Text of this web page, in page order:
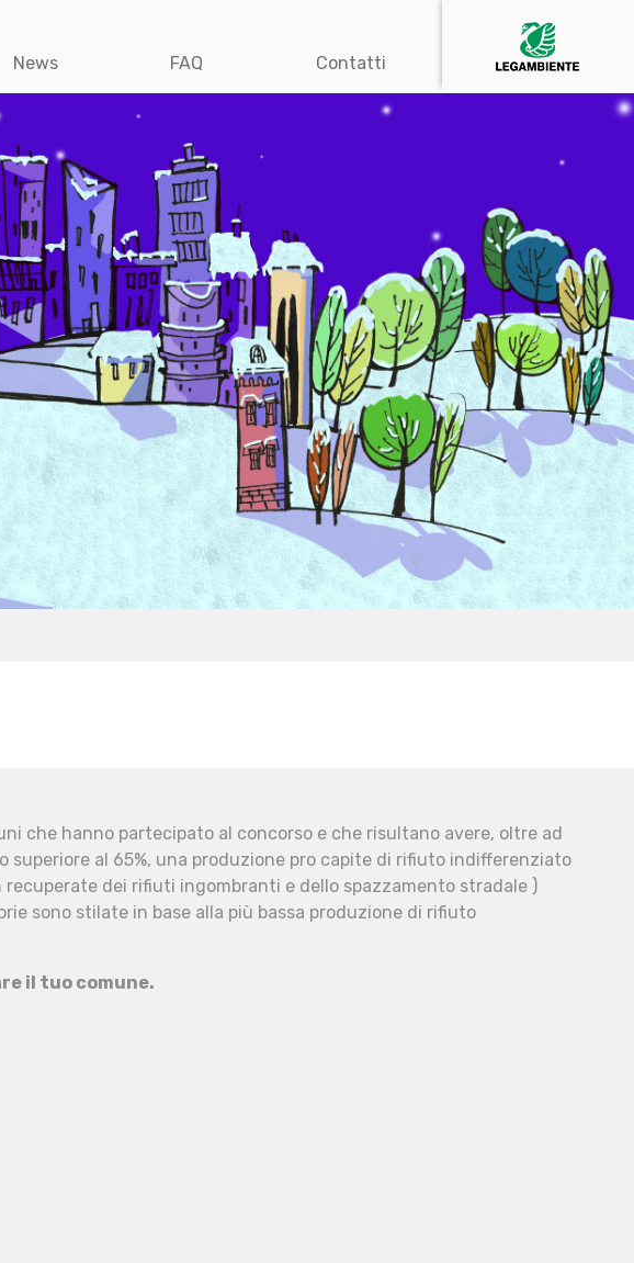
News FAQ Contatti
che hanno partecipato al concorso e che risultano avere, oltre ad
al 65%, una produzione pro capite di rifiuto indifferenziato
dei rifiuti ingombranti e dello spazzamento stradale )
sono stilate in base alla più bassa produzione di rifiuto
il tuo comune.